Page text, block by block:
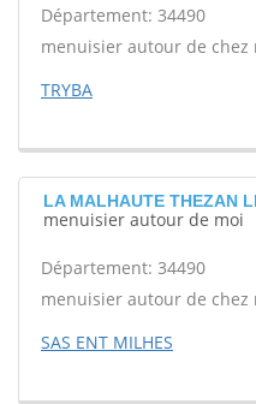
Département: 34490
menuisier autour de chez
TRYBA
LA MALHAUTE THEZAN
menuisier autour de moi
Département: 34490
menuisier autour de chez
SAS ENT MILHES